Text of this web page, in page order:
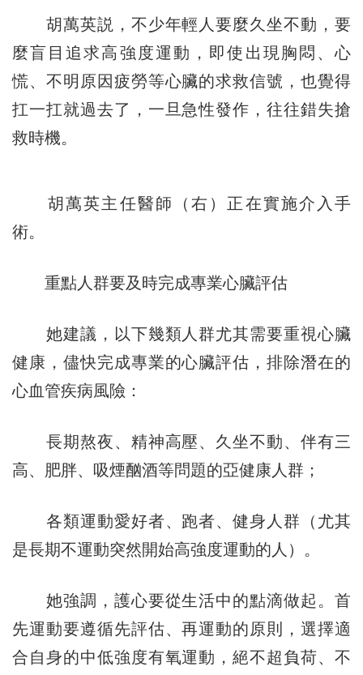
胡萬英説，不少年輕人要麼久坐不動，要
麼盲目追求高強度運動，即使出現胸悶、心
慌、不明原因疲勞等心臟的求救信號，也覺得
扛一扛就過去了，一旦急性發作，往往錯失搶
救時機。
胡萬英主任醫師（右）正在實施介入手
術。
重點人群要及時完成專業心臟評估
她建議，以下幾類人群尤其需要重視心臟
健康，儘快完成專業的心臟評估，排除潛在的
心血管疾病風險：
長期熬夜、精神高壓、久坐不動、伴有三
高、肥胖、吸煙酗酒等問題的亞健康人群；
各類運動愛好者、跑者、健身人群（尤其
是長期不運動突然開始高強度運動的人）。
她強調，護心要從生活中的點滴做起。首
先運動要遵循先評估、再運動的原則，選擇適
合自身的中低強度有氧運動，絕不超負荷、不